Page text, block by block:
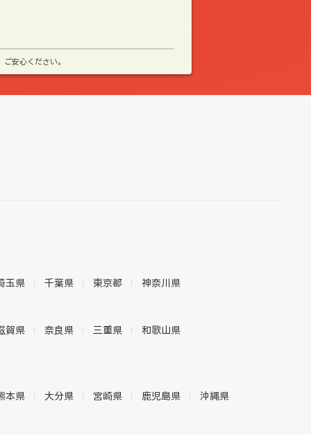
安心ください。
玉県 千葉県 東京都 神奈川県
賀県 奈良県 三重県 和歌山県
本県 大分県 宮崎県 鹿児島県 沖縄県